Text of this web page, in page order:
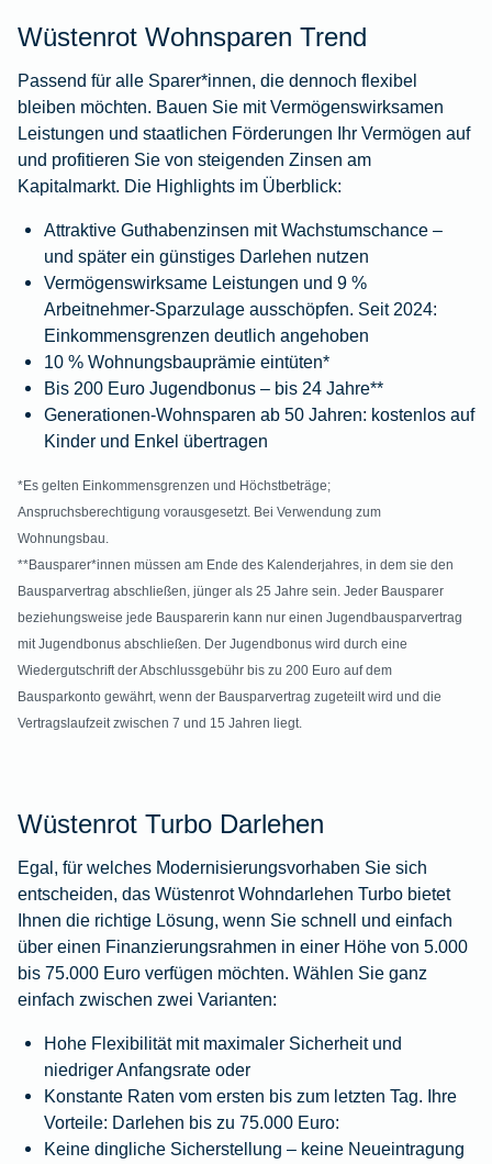
Wüstenrot Wohnsparen Trend
Passend für alle Sparer*innen, die dennoch flexibel
bleiben möchten. Bauen Sie mit Vermögenswirksamen
Leistungen und staatlichen Förderungen Ihr Vermögen auf
und profitieren Sie von steigenden Zinsen am
Kapitalmarkt. Die Highlights im Überblick:
Attraktive Guthabenzinsen mit Wachstumschance –
und später ein günstiges Darlehen nutzen
Vermögenswirksame Leistungen und 9 %
Arbeitnehmer-Sparzulage ausschöpfen. Seit 2024:
Einkommensgrenzen deutlich angehoben
10 % Wohnungsbauprämie eintüten*
Bis 200 Euro Jugendbonus – bis 24 Jahre**
Generationen-Wohnsparen ab 50 Jahren: kostenlos auf
Kinder und Enkel übertragen
*Es gelten Einkommensgrenzen und Höchstbeträge;
Anspruchsberechtigung vorausgesetzt. Bei Verwendung zum
Wohnungsbau.
**Bausparer*innen müssen am Ende des Kalenderjahres, in dem sie den
Bausparvertrag abschließen, jünger als 25 Jahre sein. Jeder Bausparer
beziehungsweise jede Bausparerin kann nur einen Jugendbausparvertrag
mit Jugendbonus abschließen. Der Jugendbonus wird durch eine
Wiedergutschrift der Abschlussgebühr bis zu 200 Euro auf dem
Bausparkonto gewährt, wenn der Bausparvertrag zugeteilt wird und die
Vertragslaufzeit zwischen 7 und 15 Jahren liegt.
Wüstenrot Turbo Darlehen
Egal, für welches Modernisierungsvorhaben Sie sich
entscheiden, das Wüstenrot Wohndarlehen Turbo bietet
Ihnen die richtige Lösung, wenn Sie schnell und einfach
über einen Finanzierungsrahmen in einer Höhe von 5.000
bis 75.000 Euro verfügen möchten. Wählen Sie ganz
einfach zwischen zwei Varianten:
Hohe Flexibilität mit maximaler Sicherheit und
niedriger Anfangsrate oder
Konstante Raten vom ersten bis zum letzten Tag. Ihre
Vorteile: Darlehen bis zu 75.000 Euro:
Keine dingliche Sicherstellung – keine Neueintragung